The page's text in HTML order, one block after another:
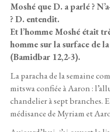
Moshé que D. a parlé ?
? D. entendit.
Et l’homme Moshé était
homme sur la surface de
(Bamidbar 12,2-3).
La paracha de la semaine
mitswa confiée à Aaron :
chandelier à sept branches.
médisance de Myriam et